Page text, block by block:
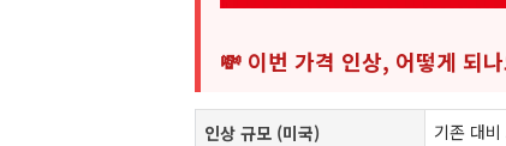
💸 이번 가격 인상, 어떻게 되
인상 규모 (미국) 기존 대비